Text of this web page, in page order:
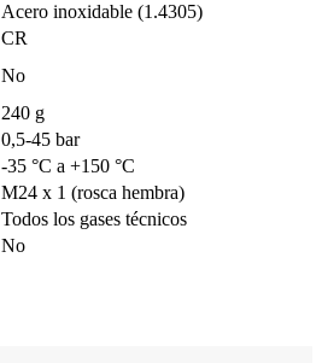
Acero inoxidable (1.4305)
CR
No
240 g
0,5-45 bar
-35 °C a +150 °C
M24 x 1 (rosca hembra)
Todos los gases técnicos
No